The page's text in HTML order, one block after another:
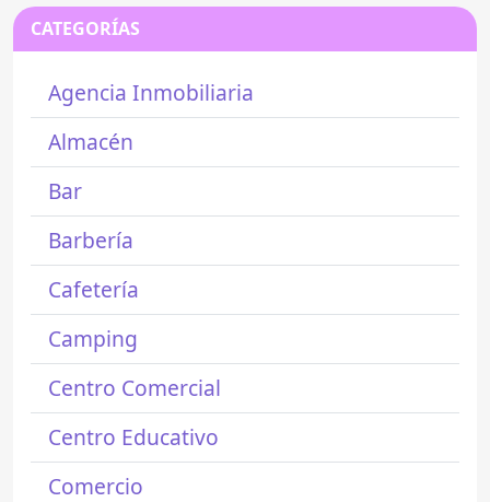
CATEGORÍAS
Agencia Inmobiliaria
Almacén
Bar
Barbería
Cafetería
Camping
Centro Comercial
Centro Educativo
Comercio